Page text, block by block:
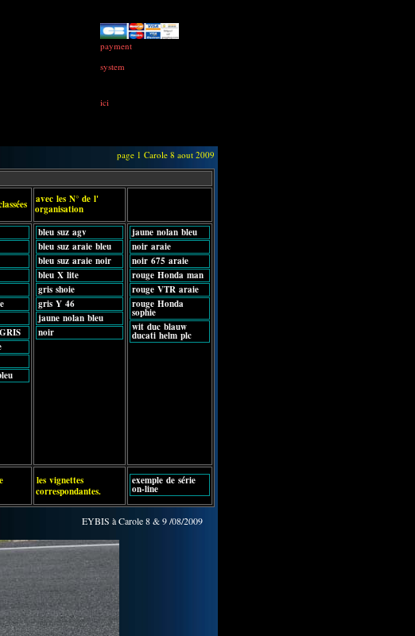
payment
system
ici
page 1 Carole 8 aout 2009
avec les N° de l'
organisation
bleu suz agv
bleu suz araie bleu
bleu suz araie noir
bleu X lite
gris shoie
gris Y 46
jaune nolan bleu
noir
jaune nolan bleu
noir araie
noir 675 araie
rouge Honda man
rouge VTR araie
rouge Honda
sophie
wit duc blauw
ducati helm plc
les vignettes
correspondantes.
exemple de série
on-line
EYBIS à Carole 8 & 9 /08/2009